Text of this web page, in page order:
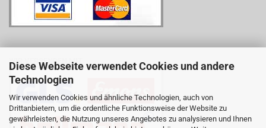
Diese Webseite verwendet Cookies und andere
Technologien
Wir verwenden Cookies und ähnliche Technologien, auch von
Drittanbietern, um die ordentliche Funktionsweise der Website zu
gewährleisten, die Nutzung unseres Angebotes zu analysieren und Ihnen
WIR VERSENDEN MIT